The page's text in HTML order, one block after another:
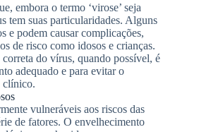
embora o termo ‘virose’ seja
tem suas particularidades. Alguns
e podem causar complicações,
de risco como idosos e crianças.
do vírus, quando possível, é
adequado e para evitar o
clínico.
vulneráveis aos riscos das
de fatores. O envelhecimento